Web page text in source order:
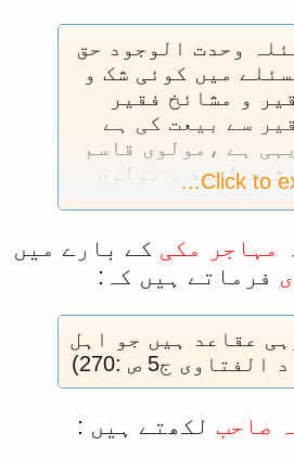
وحدت الوجود حق
ميں کوئی شک و
و مشائخ فقير
سے بیعت کی ہے
ہے ،مولوی قاسم
احمد و مولوی
حسن صاحب ہم
رکھتے ہيں۔ " ( شمائم امداديہ ص 32 و
Click to
مہاجر مکی کے بارے ميں
فرماتے ہيں کہ:
عقاعد ہيں جو اہل
ج5 ص :270)
صاحب لکھتے ہيں :